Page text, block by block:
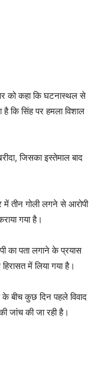
को कहा कि घटनास्थल से
है कि सिंह पर हमला विशाल
जिसका इस्तेमाल बाद
तीन गोली लगने से आरोपी
गया है।
का पता लगाने के प्रयास
में लिया गया है।
बीच कुछ दिन पहले विवाद
जांच की जा रही है।